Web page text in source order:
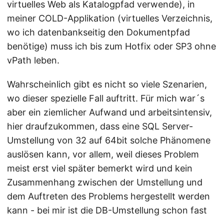
virtuelles Web als Katalogpfad verwende), in
meiner COLD-Applikation (virtuelles Verzeichnis,
wo ich datenbankseitig den Dokumentpfad
benötige) muss ich bis zum Hotfix oder SP3 ohne
vPath leben.
Wahrscheinlich gibt es nicht so viele Szenarien,
wo dieser spezielle Fall auftritt. Für mich war´s
aber ein ziemlicher Aufwand und arbeitsintensiv,
hier draufzukommen, dass eine SQL Server-
Umstellung von 32 auf 64bit solche Phänomene
auslösen kann, vor allem, weil dieses Problem
meist erst viel später bemerkt wird und kein
Zusammenhang zwischen der Umstellung und
dem Auftreten des Problems hergestellt werden
kann - bei mir ist die DB-Umstellung schon fast